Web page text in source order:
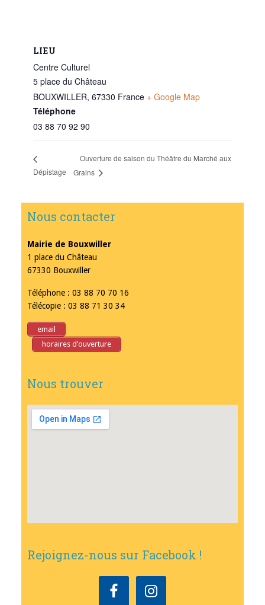
LIEU
Centre Culturel
5 place du Château
BOUXWILLER, 67330 France + Google Map
Téléphone
03 88 70 92 90
Dépistage
Ouverture de saison du Théâtre du Marché aux
Grains
Nous contacter
Mairie de Bouxwiller
1 place du Château
67330 Bouxwiller
Téléphone : 03 88 70 70 16
Télécopie : 03 88 71 30 34
email
horaires d’ouverture
Nous trouver
Rejoignez-nous sur Facebook !